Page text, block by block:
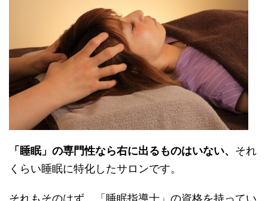
「睡眠」の専門性なら右に出るものはいない、 それ
くらい睡眠に特化したサロンです。